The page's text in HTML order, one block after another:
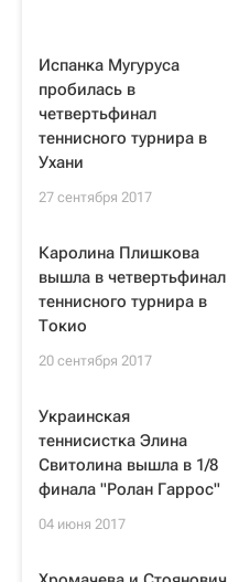
Испанка Мугуруса
пробилась в
четвертьфинал
теннисного турнира в
Ухани
27 сентября 2017
Каролина Плишкова
вышла в четвертьфинал
теннисного турнира в
Токио
20 сентября 2017
Украинская
теннисистка Элина
Свитолина вышла в 1/8
финала "Ролан Гаррос"
04 июня 2017